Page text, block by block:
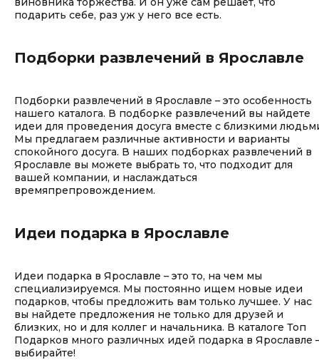
подарить себе, раз уж у него все есть.
Подборки развлечений в Ярославле
Подборки развлечений в Ярославле – это особенность
нашего каталога. В подборке развлечений вы найдете
идеи для проведения досуга вместе с близкими
Мы предлагаем различные активности и варианты
спокойного досуга. В наших подборках развлечений в
Ярославле вы можете выбрать то, что подходит для
вашей компании, и наслаждаться
времяпрепровождением.
Идеи подарка в Ярославле
Идеи подарка в Ярославле – это то, на чем мы
специализируемся. Мы постоянно ищем новые идеи
подарков, чтобы предложить вам только лучшее. У нас
вы найдете предложения не только для друзей и
близких, но и для коллег и начальника. В каталоге Топ
Подарков много различных идей подарка в Ярославле
выбирайте!